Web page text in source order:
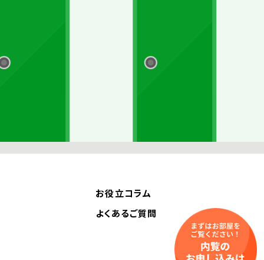
お役立コラム
よくあるご質問